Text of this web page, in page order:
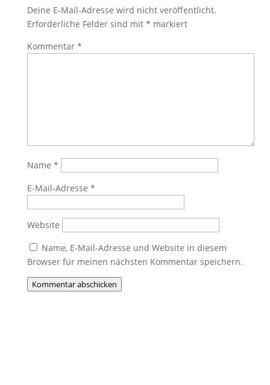
Deine E-Mail-Adresse wird nicht veröffentlicht.
Erforderliche Felder sind mit * markiert
Kommentar *
Name *
E-Mail-Adresse *
Website
Name, E-Mail-Adresse und Website in diesem
Browser für meinen nächsten Kommentar speichern.
Kommentar abschicken